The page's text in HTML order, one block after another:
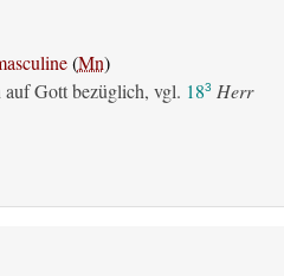
(Mn)
Gott bezüglich, vgl. 183 Herr